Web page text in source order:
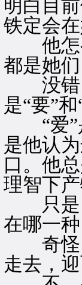
明白目
铁定会
他怎么
都是她
没错，
是“要”
“爱”是
是他认
口。他
理智下产
只是，
在哪一
奇怪！
走去，